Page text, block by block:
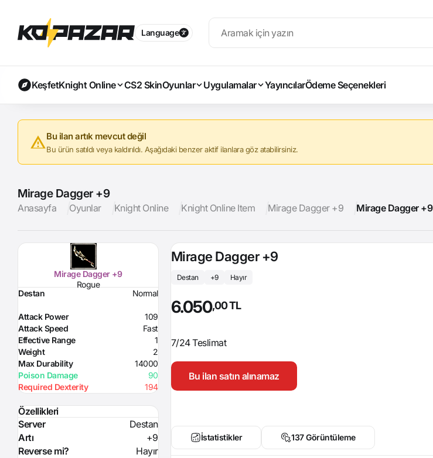
Language
KeşfetKnight Online CS2 SkinOyunlar Uygulamalar YayıncılarÖdeme Seçenekleri
Bu ilan artık mevcut değil
Bu ürün satıldı veya kaldırıldı. Aşağıdaki benzer aktif ilanlara göz atabilirsiniz.
Mirage Dagger +9
Anasayfa Oyunlar Knight Online Knight Online Item Mirage Dagger +9 Mirage Dagger +9
Mirage Dagger +9
Rogue
Destan
Normal
Attack Power
109
Attack Speed
Fast
Effective Range
1
Weight
2
Max Durability
14000
Poison Damage
90
Required Dexterity
194
Özellikleri
Server
Destan
Artı
+9
Reverse mi?
Hayır
Mirage Dagger +9
Destan +9 Hayır
6.050,00 TL
7/24 Teslimat
Bu ilan satın alınamaz
İstatistikler 137 Görüntüleme